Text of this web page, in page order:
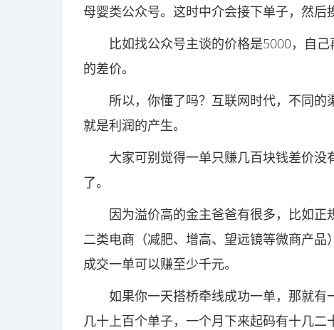
母婴类公众号。这时中介会接下单子，然后
比如找公众号主谈的价格是5000，自己
的差价。
所以，你懂了吗？互联网时代，不同的
就是利润的产生。
大家可别觉得一单只赚几百块钱差价没
了。
因为溢价高的金主爸爸有很多，比如正
二类电商（减肥、增高、望远镜等微商产品
成交一单可以赚至少千元。
如果你一天搭桥牵线成功一单，那就有
几十上百个单子，一个月下来起码有十几二